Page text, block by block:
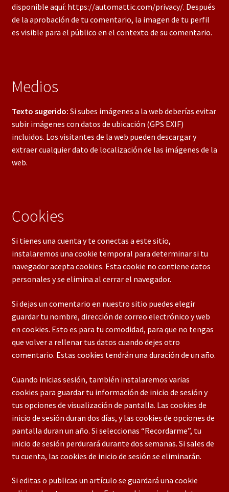
disponible aquí: https://automattic.com/privacy/. Después
de la aprobación de tu comentario, la imagen de tu perfil
es visible para el público en el contexto de su comentario.
Medios
Texto sugerido: Si subes imágenes a la web deberías evitar
subir imágenes con datos de ubicación (GPS EXIF)
incluidos. Los visitantes de la web pueden descargar y
extraer cualquier dato de localización de las imágenes de la
web.
Cookies
Si tienes una cuenta y te conectas a este sitio,
instalaremos una cookie temporal para determinar si tu
navegador acepta cookies. Esta cookie no contiene datos
personales y se elimina al cerrar el navegador.
Si dejas un comentario en nuestro sitio puedes elegir
guardar tu nombre, dirección de correo electrónico y web
en cookies. Esto es para tu comodidad, para que no tengas
que volver a rellenar tus datos cuando dejes otro
comentario. Estas cookies tendrán una duración de un año.
Cuando inicias sesión, también instalaremos varias
cookies para guardar tu información de inicio de sesión y
tus opciones de visualización de pantalla. Las cookies de
inicio de sesión duran dos días, y las cookies de opciones de
pantalla duran un año. Si seleccionas “Recordarme”, tu
inicio de sesión perdurará durante dos semanas. Si sales de
tu cuenta, las cookies de inicio de sesión se eliminarán.
Si editas o publicas un artículo se guardará una cookie